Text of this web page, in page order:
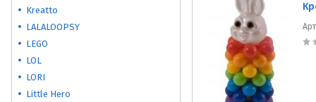
Kreatto
LALALOOPSY
LEGO
LOL
LORI
Little Hero